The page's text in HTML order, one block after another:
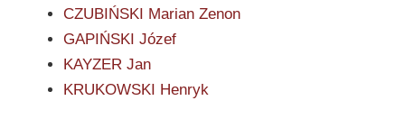
CZUBIŃSKI Marian Zenon
GAPIŃSKI Józef
KAYZER Jan
KRUKOWSKI Henryk